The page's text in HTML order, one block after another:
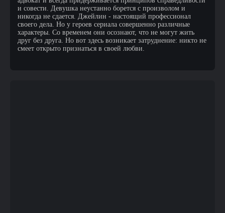
и совести. Девушка неустанно борется с произволом и
никогда не сдается. Джейлин - настоящий профессионал
своего дела. Но у героев сериала совершенно различные
характеры. Со временем они осознают, что не могут жить
друг без друга. Но вот здесь возникает затруднение: никто не
смеет открыто признаться в своей любви.